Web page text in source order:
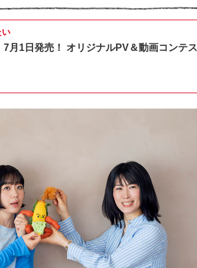
い
7月1日発売！ オリジナルPV＆動画コンテ